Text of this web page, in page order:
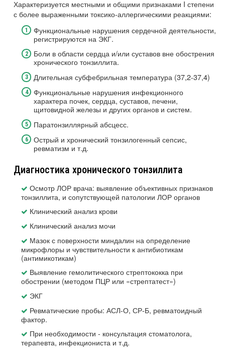
Характеризуется местными и общими признаками I степени
с более выраженными токсико-аллергическими реакциями:
Функциональные нарушения сердечной деятельности,
регистрируются на ЭКГ.
Боли в области сердца и/или суставов вне обострения
хронического тонзиллита.
Длительная субфебрильная температура (37,2-37,4)
Функциональные нарушения инфекционного
характера почек, сердца, суставов, печени,
щитовидной железы и других органов и систем.
Паратонзиллярный абсцесс.
Острый и хронический тонзилогенный сепсис,
ревматизм и т.д.
Диагностика хронического тонзиллита
Осмотр ЛОР врача: выявление объективных признаков
тонзиллита, и сопутствующей патологии ЛОР органов
Клинический анализ крови
Клинический анализ мочи
Мазок с поверхности миндалин на определение
микрофлоры и чувствительности к антибиотикам
(антимикотикам)
Выявление гемолитического стрептококка при
обострении (методом ПЦР или «стрептатест»)
ЭКГ
Ревматические пробы: АСЛ-О, СР-Б, ревматоидный
фактор.
При необходимости - консультация стоматолога,
терапевта, инфекциониста и т.д.